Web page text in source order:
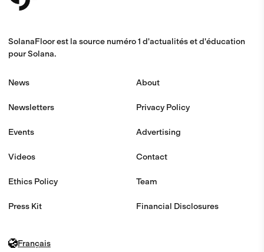
SolanaFloor est la source numéro 1 d'actualités et d'éducation
pour Solana.
News
Newsletters
Events
Videos
Ethics Policy
Press Kit
About
Privacy Policy
Advertising
Contact
Team
Financial Disclosures
Français